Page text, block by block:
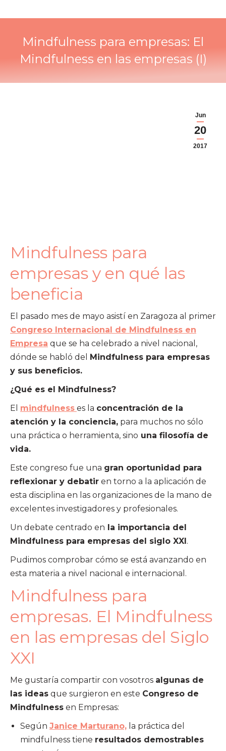
Mindfulness para empresas: El
Mindfulness en las empresas (I)
Jun
20
2017
Mindfulness para
empresas y en qué las
beneficia
El pasado mes de mayo asistí en Zaragoza al primer
Congreso Internacional de Mindfulness en
Empresa que se ha celebrado a nivel nacional,
dónde se habló del Mindfulness para empresas
y sus beneficios.
¿Qué es el Mindfulness?
El mindfulness es la concentración de la
atención y la conciencia, para muchos no sólo
una práctica o herramienta, sino una filosofía de
vida.
Este congreso fue una gran oportunidad para
reflexionar y debatir en torno a la aplicación de
esta disciplina en las organizaciones de la mano de
excelentes investigadores y profesionales.
Un debate centrado en la importancia del
Mindfulness para empresas del siglo XXI.
Pudimos comprobar cómo se está avanzando en
esta materia a nivel nacional e internacional.
Mindfulness para
empresas. El Mindfulness
en las empresas del Siglo
XXI
Me gustaría compartir con vosotros algunas de
las ideas que surgieron en este Congreso de
Mindfulness en Empresas:
Según Janice Marturano, la práctica del
mindfulness tiene resultados demostrables